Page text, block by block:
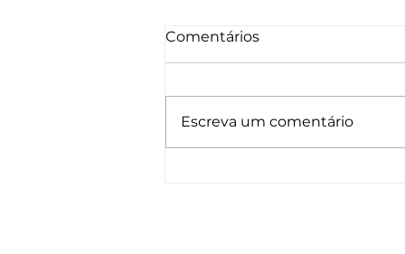
Comentários
Escreva um comentário